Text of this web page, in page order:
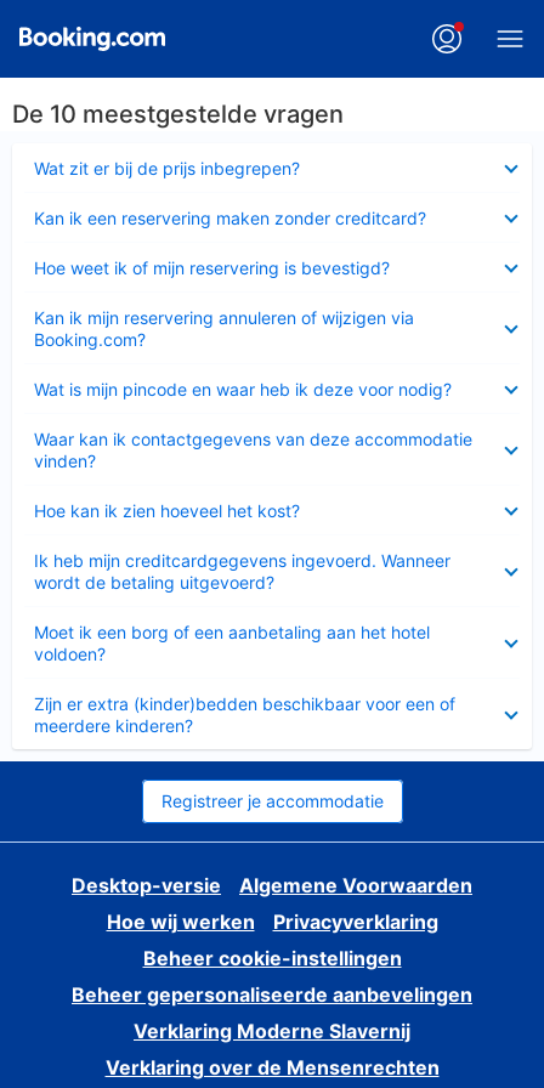
De 10 meestgestelde vragen
Wat zit er bij de prijs inbegrepen?
Kan ik een reservering maken zonder creditcard?
Hoe weet ik of mijn reservering is bevestigd?
Kan ik mijn reservering annuleren of wijzigen via
Booking.com?
Wat is mijn pincode en waar heb ik deze voor nodig?
Waar kan ik contactgegevens van deze accommodatie
vinden?
Hoe kan ik zien hoeveel het kost?
Ik heb mijn creditcardgegevens ingevoerd. Wanneer
wordt de betaling uitgevoerd?
Moet ik een borg of een aanbetaling aan het hotel
voldoen?
Zijn er extra (kinder)bedden beschikbaar voor een of
meerdere kinderen?
Registreer je accommodatie
Desktop-versie
Algemene Voorwaarden
Hoe wij werken
Privacyverklaring
Beheer cookie-instellingen
Beheer gepersonaliseerde aanbevelingen
Verklaring Moderne Slavernij
Verklaring over de Mensenrechten